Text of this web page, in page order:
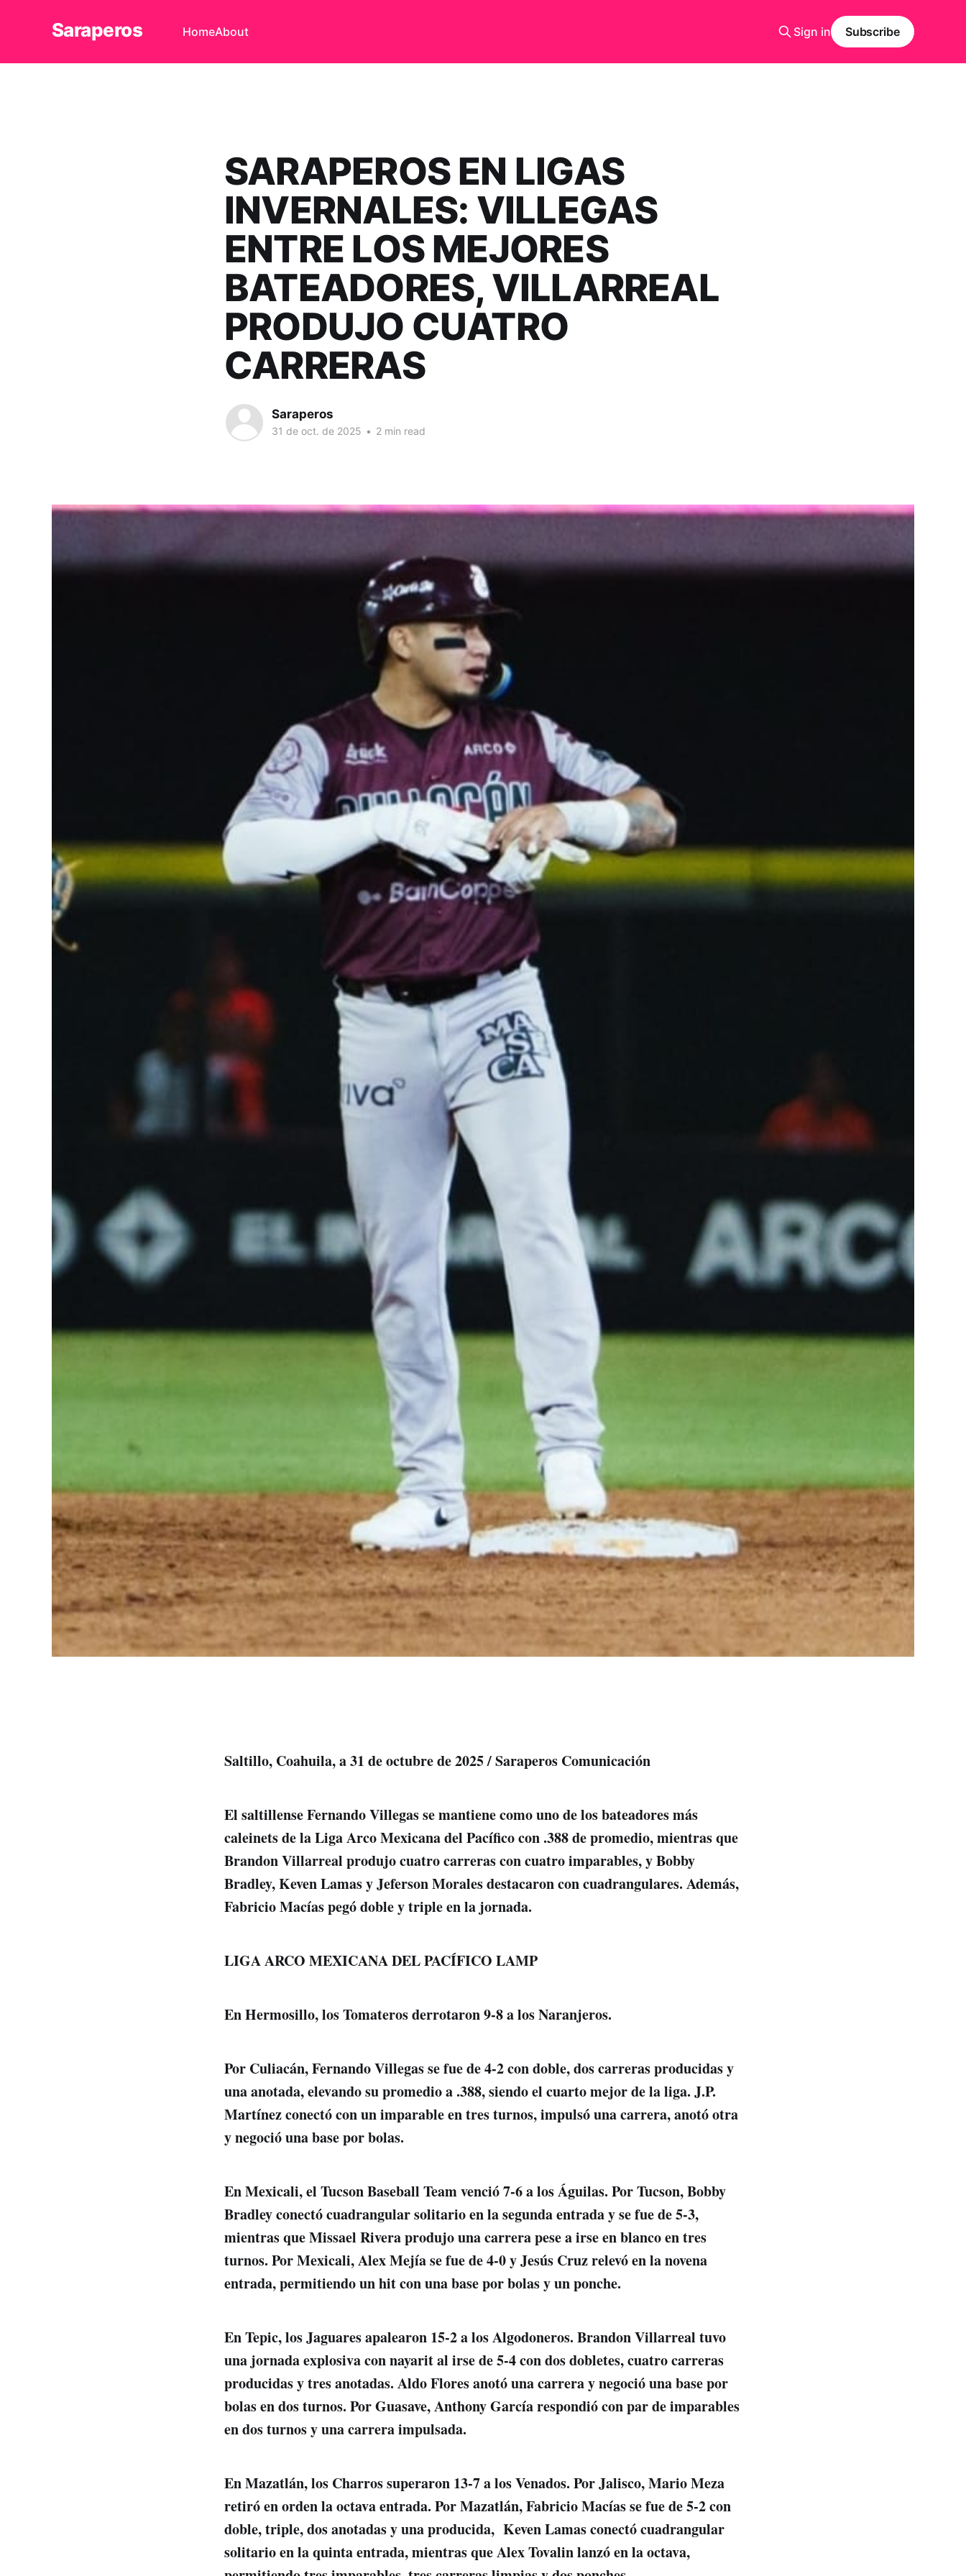
Saraperos HomeAbout Sign in Subscribe
SARAPEROS EN LIGAS
INVERNALES: VILLEGAS
ENTRE LOS MEJORES
BATEADORES, VILLARREAL
PRODUJO CUATRO
CARRERAS
Saraperos
31 de oct. de 2025 • 2 min read
Saltillo, Coahuila, a 31 de octubre de 2025 / Saraperos Comunicación
El saltillense Fernando Villegas se mantiene como uno de los bateadores más
caleinets de la Liga Arco Mexicana del Pacífico con .388 de promedio, mientras que
Brandon Villarreal produjo cuatro carreras con cuatro imparables, y Bobby
Bradley, Keven Lamas y Jeferson Morales destacaron con cuadrangulares. Además,
Fabricio Macías pegó doble y triple en la jornada.
LIGA ARCO MEXICANA DEL PACÍFICO LAMP
En Hermosillo, los Tomateros derrotaron 9-8 a los Naranjeros.
Por Culiacán, Fernando Villegas se fue de 4-2 con doble, dos carreras producidas y
una anotada, elevando su promedio a .388, siendo el cuarto mejor de la liga. J.P.
Martínez conectó con un imparable en tres turnos, impulsó una carrera, anotó otra
y negoció una base por bolas.
En Mexicali, el Tucson Baseball Team venció 7-6 a los Águilas. Por Tucson, Bobby
Bradley conectó cuadrangular solitario en la segunda entrada y se fue de 5-3,
mientras que Missael Rivera produjo una carrera pese a irse en blanco en tres
turnos. Por Mexicali, Alex Mejía se fue de 4-0 y Jesús Cruz relevó en la novena
entrada, permitiendo un hit con una base por bolas y un ponche.
En Tepic, los Jaguares apalearon 15-2 a los Algodoneros. Brandon Villarreal tuvo
una jornada explosiva con nayarit al irse de 5-4 con dos dobletes, cuatro carreras
producidas y tres anotadas. Aldo Flores anotó una carrera y negoció una base por
bolas en dos turnos. Por Guasave, Anthony García respondió con par de imparables
en dos turnos y una carrera impulsada.
En Mazatlán, los Charros superaron 13-7 a los Venados. Por Jalisco, Mario Meza
retiró en orden la octava entrada. Por Mazatlán, Fabricio Macías se fue de 5-2 con
doble, triple, dos anotadas y una producida, Keven Lamas conectó cuadrangular
solitario en la quinta entrada, mientras que Alex Tovalin lanzó en la octava,